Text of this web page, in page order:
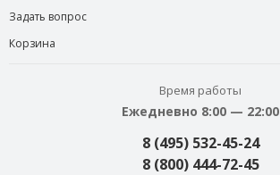
Задать вопрос
Корзина
Время работы
Ежедневно 8:00 — 22:00
8 (495) 532-45-24
8 (800) 444-72-45